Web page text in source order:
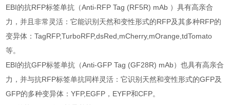
EBI的抗RFP标签单抗（Anti-RFP Tag (RF5R) mAb ）具有高亲合
力，并且非常灵活：它能识别天然和变性形式的RFP及其多种RFP的
变异体：TagRFP,TurboRFP,dsRed,mCherry,mOrange,tdTomato
等。
EBI的抗GFP标签单抗（Anti-GFP Tag (GF28R) mAb）也具有高亲合
力，并与抗RFP标签单抗同样灵活：它识别天然和变性形式的GFP及
GFP的多种变异体：YFP,EGFP，EYFP和CFP。